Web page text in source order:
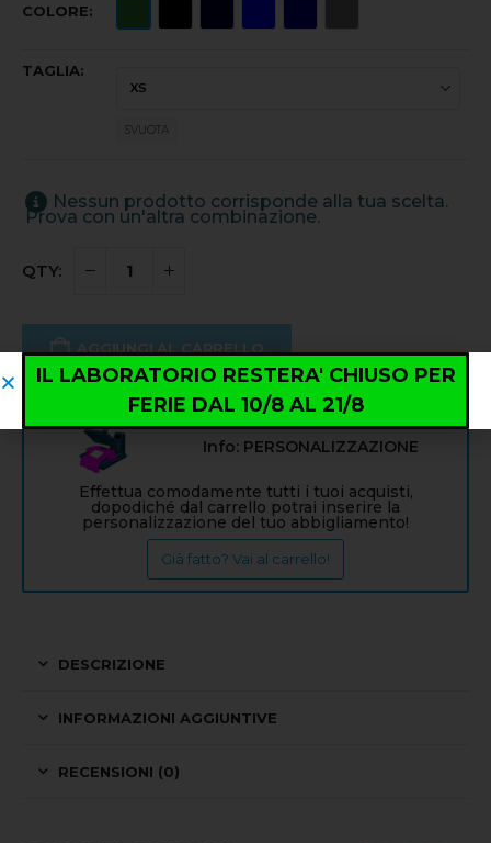
COLORE
TAGLIA
SVUOTA
Nessun prodotto corrisponde alla tua scelta.
Prova con un'altra combinazione.
AGGIUNGI AL CARRELLO
Info: PERSONALIZZAZIONE
Effettua comodamente tutti i tuoi acquisti,
dopodiché dal carrello potrai inserire la
personalizzazione del tuo abbigliamento!
Già fatto? Vai al carrello!
DESCRIZIONE
INFORMAZIONI AGGIUNTIVE
RECENSIONI (0)
IL LABORATORIO RESTERA' CHIUSO PER
FERIE DAL 10/8 AL 21/8